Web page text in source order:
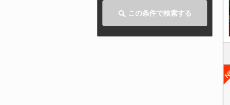
この条件で検索する